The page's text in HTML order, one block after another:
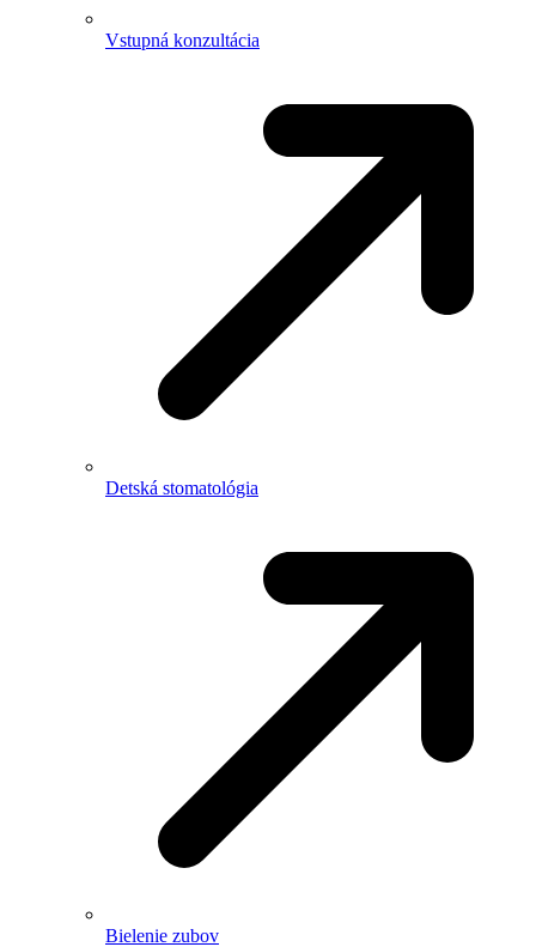
Vstupná konzultácia
Detská stomatológia
Bielenie zubov